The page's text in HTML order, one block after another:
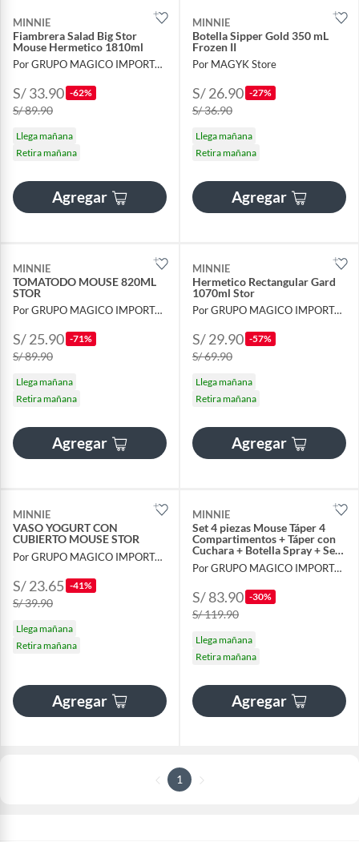
MINNIE
Fiambrera Salad Big Stor
Mouse Hermetico 1810ml
Por GRUPO MAGICO IMPORTACIONES
S/ 33.90 -62%
S/ 89.90
Llega mañana
Retira mañana
Agregar
MINNIE
Botella Sipper Gold 350 mL
Frozen II
Por MAGYK Store
S/ 26.90 -27%
S/ 36.90
Llega mañana
Retira mañana
Agregar
MINNIE
TOMATODO MOUSE 820ML
STOR
Por GRUPO MAGICO IMPORTACIONES
S/ 25.90 -71%
S/ 89.90
Llega mañana
Retira mañana
Agregar
MINNIE
Hermetico Rectangular Gard
1070ml Stor
Por GRUPO MAGICO IMPORTACIONES
S/ 29.90 -57%
S/ 69.90
Llega mañana
Retira mañana
Agregar
MINNIE
VASO YOGURT CON
CUBIERTO MOUSE STOR
Por GRUPO MAGICO IMPORTACIONES
S/ 23.65 -41%
S/ 39.90
Llega mañana
Retira mañana
Agregar
MINNIE
Set 4 piezas Mouse Táper 4
Compartimentos + Táper con
Cuchara + Botella Spray + Set
Cubiertos
Por GRUPO MAGICO IMPORTACIONES
S/ 83.90 -30%
S/ 119.90
Llega mañana
Retira mañana
Agregar
1